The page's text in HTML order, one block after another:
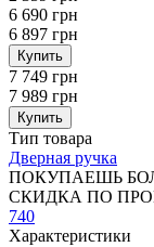
6 690 грн
6 897 грн
Купить
7 749 грн
7 989 грн
Купить
Тип товара
Дверная ручка
ПОКУПАЕШЬ
СКИДКА ПО
740
Характеристики